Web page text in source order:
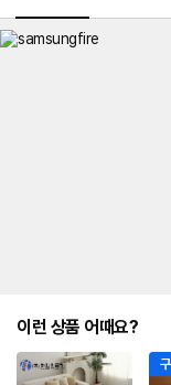
이런 상품 어때요?